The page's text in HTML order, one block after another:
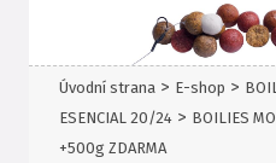
Úvodní strana > E-shop >
ESENCIAL 20/24 > BOILIES
+500g ZDARMA